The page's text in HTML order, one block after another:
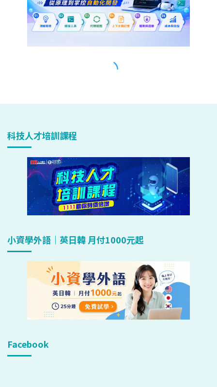
科技人才培訓課程
小資學外語｜英日韓 月付1000元起
Facebook